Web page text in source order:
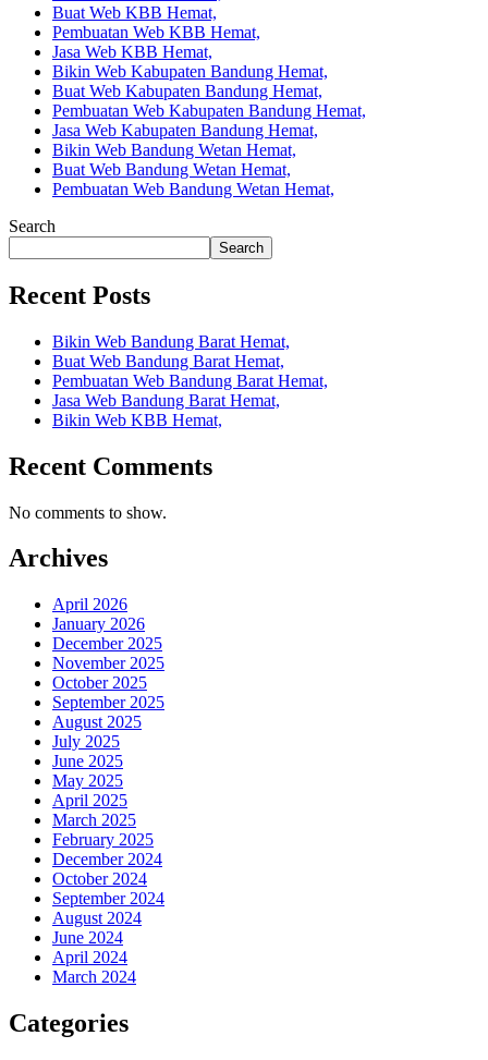
Buat Web KBB Hemat,
Pembuatan Web KBB Hemat,
Jasa Web KBB Hemat,
Bikin Web Kabupaten Bandung Hemat,
Buat Web Kabupaten Bandung Hemat,
Pembuatan Web Kabupaten Bandung Hemat,
Jasa Web Kabupaten Bandung Hemat,
Bikin Web Bandung Wetan Hemat,
Buat Web Bandung Wetan Hemat,
Pembuatan Web Bandung Wetan Hemat,
Search
Search
Recent Posts
Bikin Web Bandung Barat Hemat,
Buat Web Bandung Barat Hemat,
Pembuatan Web Bandung Barat Hemat,
Jasa Web Bandung Barat Hemat,
Bikin Web KBB Hemat,
Recent Comments
No comments to show.
Archives
April 2026
January 2026
December 2025
November 2025
October 2025
September 2025
August 2025
July 2025
June 2025
May 2025
April 2025
March 2025
February 2025
December 2024
October 2024
September 2024
August 2024
June 2024
April 2024
March 2024
Categories